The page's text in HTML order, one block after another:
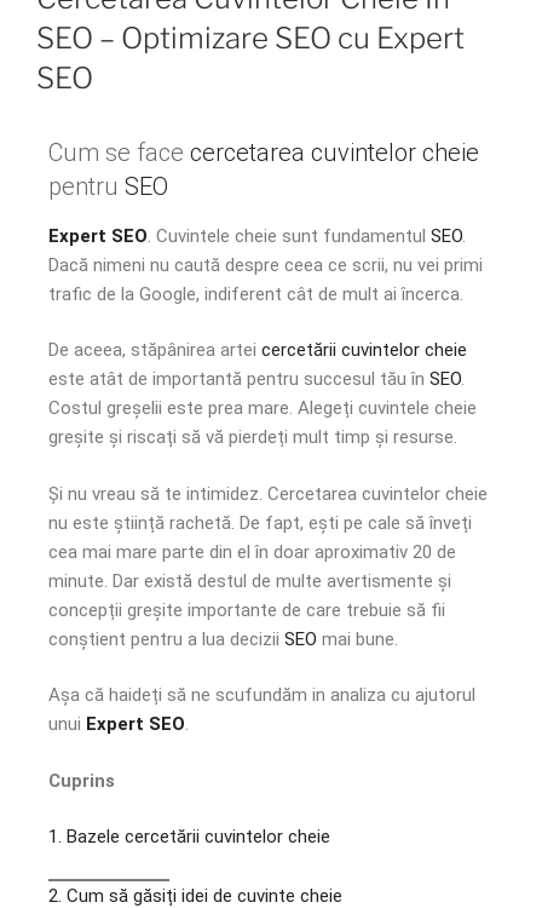
SEO – Optimizare SEO cu Expert
SEO
Cum se face cercetarea cuvintelor cheie
pentru SEO
Expert SEO. Cuvintele cheie sunt fundamentul SEO.
Dacă nimeni nu caută despre ceea ce scrii, nu vei primi
trafic de la Google, indiferent cât de mult ai încerca.
De aceea, stăpânirea artei cercetării cuvintelor cheie
este atât de importantă pentru succesul tău în SEO.
Costul greșelii este prea mare. Alegeți cuvintele cheie
greșite și riscați să vă pierdeți mult timp și resurse.
Și nu vreau să te intimidez. Cercetarea cuvintelor cheie
nu este știință rachetă. De fapt, ești pe cale să înveți
cea mai mare parte din el în doar aproximativ 20 de
minute. Dar există destul de multe avertismente și
concepții greșite importante de care trebuie să fii
conștient pentru a lua decizii SEO mai bune.
Așa că haideți să ne scufundăm in analiza cu ajutorul
unui Expert SEO.
Cuprins
1. Bazele cercetării cuvintelor cheie
2. Cum să găsiți idei de cuvinte cheie